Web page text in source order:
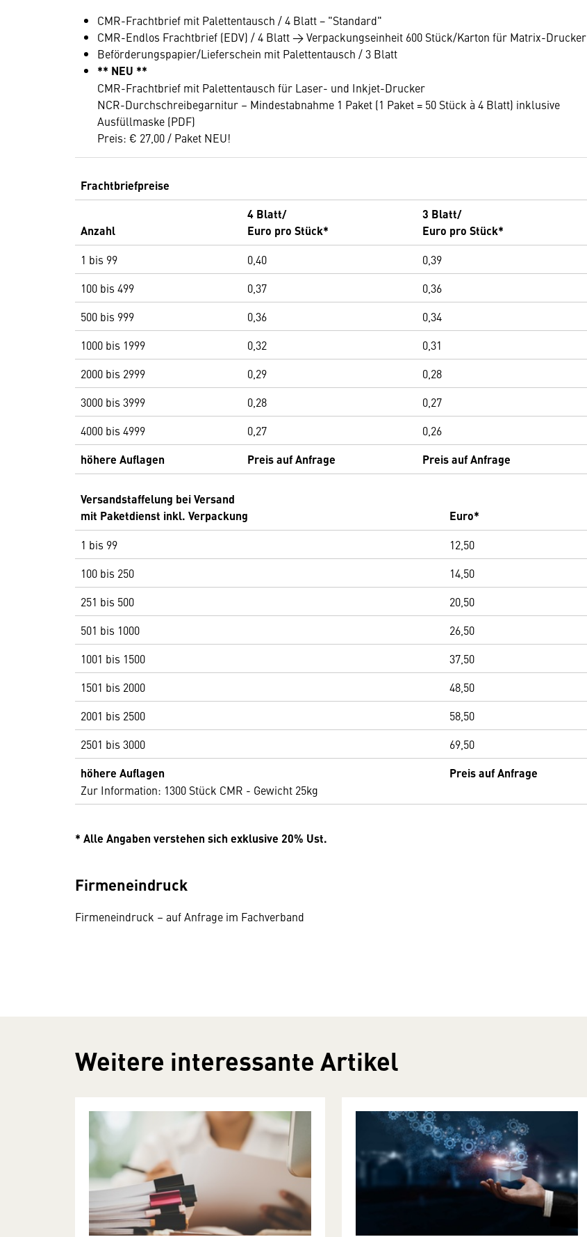
CMR-Frachtbrief mit Palettentausch / 4 Blatt − "Standard"
CMR-Endlos Frachtbrief (EDV) / 4 Blatt → Verpackungseinheit 600 Stück/Karton für Matrix-Drucker
Beförderungspapier/Lieferschein mit Palettentausch / 3 Blatt
** NEU **
CMR-Frachtbrief mit Palettentausch für Laser- und Inkjet-Drucker
NCR-Durchschreibegarnitur – Mindestabnahme 1 Paket (1 Paket = 50 Stück à 4 Blatt) inklusive
Ausfüllmaske (PDF)
Preis: € 27,00 / Paket NEU!
Frachtbriefpreise
Anzahl
4 Blatt/
Euro pro Stück*
3 Blatt/
Euro pro Stück*
1 bis 99 0,40
0,39
100 bis 499
0,37
0,36
500 bis 999
0,36
0,34
1000 bis 1999
0,32
0,31
2000 bis 2999
0,29
0,28
3000 bis 3999
0,28
0,27
4000 bis 4999
0,27 0,26
höhere Auflagen Preis auf Anfrage Preis auf Anfrage
Versandstaffelung bei Versand
mit Paketdienst inkl. Verpackung
Euro*
1 bis 99
12,50
100 bis 250
14,50
251 bis 500
20,50
501 bis 1000
26,50
1001 bis 1500
37,50
1501 bis 2000
48,50
2001 bis 2500
58,50
2501 bis 3000
69,50
höhere Auflagen
Zur Information: 1300 Stück CMR - Gewicht 25kg
Preis auf Anfrage
* Alle Angaben verstehen sich exklusive 20% Ust.
Firmeneindruck
Firmeneindruck – auf Anfrage im Fachverband
Weitere interessante Artikel